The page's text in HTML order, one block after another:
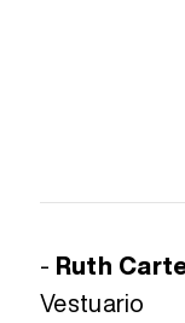
- Ruth
Vestuario